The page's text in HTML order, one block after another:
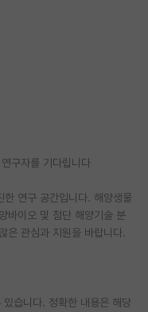
구자를 기다립니다
한 연구 공간입니다. 해양생물
바이오 및 첨단 해양기술 분
은 관심과 지원을 바랍니다.
습니다. 정확한 내용은 해당